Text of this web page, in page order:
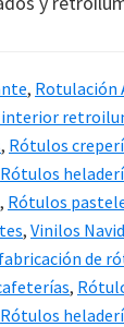
, Rotulación
, Rótulos
Rótulos
, Rótulos
, Vinilos
fabricación de
,
Rótulos